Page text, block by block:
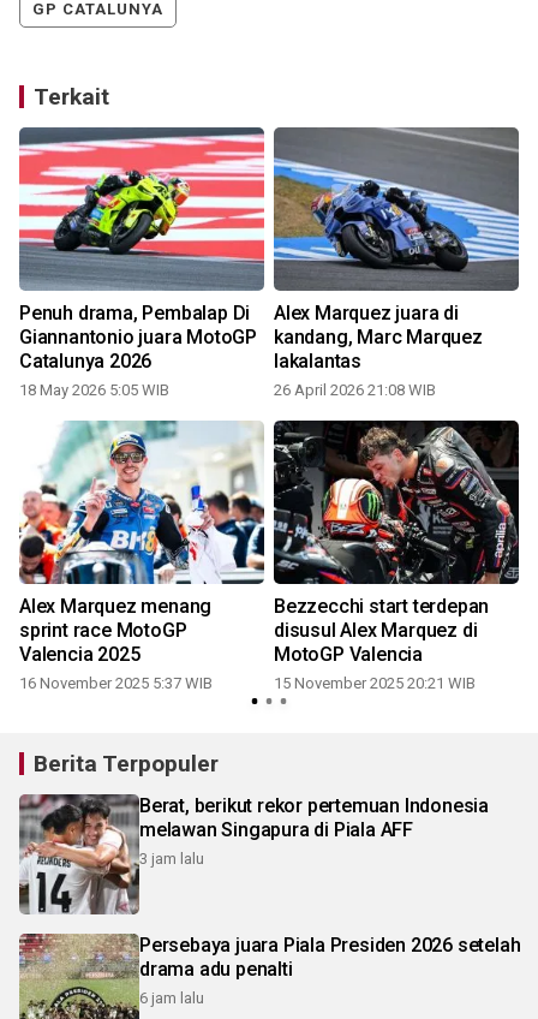
GP CATALUNYA
Terkait
Penuh drama, Pembalap Di
Giannantonio juara MotoGP
Catalunya 2026
18 May 2026 5:05 WIB
Alex Marquez juara di
kandang, Marc Marquez
lakalantas
26 April 2026 21:08 WIB
Alex Marquez menang
sprint race MotoGP
Valencia 2025
16 November 2025 5:37 WIB
Bezzecchi start terdepan
disusul Alex Marquez di
MotoGP Valencia
15 November 2025 20:21 WIB
Berita Terpopuler
Berat, berikut rekor pertemuan Indonesia
melawan Singapura di Piala AFF
3 jam lalu
Persebaya juara Piala Presiden 2026 setelah
drama adu penalti
6 jam lalu